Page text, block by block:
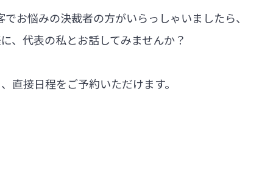
お悩みの決裁者の方がいらっしゃいましたら、
、代表の私とお話してみませんか？
直接日程をご予約いただけます。